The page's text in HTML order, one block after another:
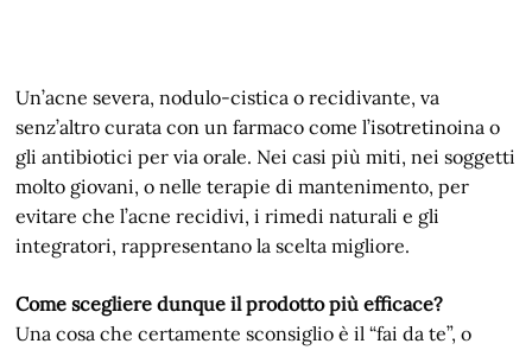
Un’acne severa, nodulo-cistica o recidivante, va
senz’altro curata con un farmaco come l’isotretinoina o
gli antibiotici per via orale. Nei casi più miti, nei soggetti
molto giovani, o nelle terapie di mantenimento, per
evitare che l’acne recidivi, i rimedi naturali e gli
integratori, rappresentano la scelta migliore.
Come scegliere dunque il prodotto più efficace?
Una cosa che certamente sconsiglio è il “fai da te”, o